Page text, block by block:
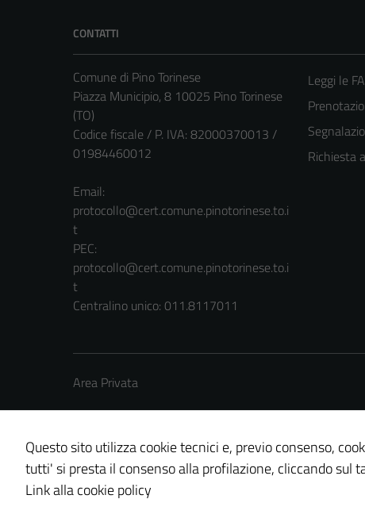
CONTATTI
Comune di Pino Torinese
Piazza Municipio, 8 10025 Pino Torinese
(TO)
Codice fiscale / P. IVA: 82000370013 /
01984460012
Email:
protocollo@cert.comune.pinotorinese.to.i
t
PEC:
protocollo@cert.comune.pinotorinese.to.i
t
Centralino unico: 011.8117011
Leggi le
Richiesta
Area Privata
Credits: © Technical Design s.r.l.
Questo sito utilizza cookie tecnici e, previo consenso,
tutti' si presta il consenso alla profilazione, cliccando sul
Link alla cookie policy